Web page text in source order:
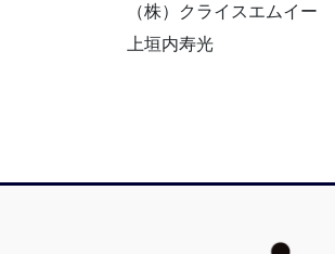
（株）クライスエムイー
上垣内寿光